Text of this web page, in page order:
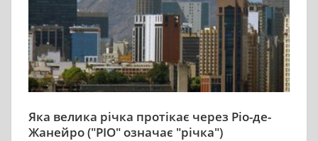
Яка велика річка протікає через Ріо-де-
Жанейро ("РІО" означає "річка")